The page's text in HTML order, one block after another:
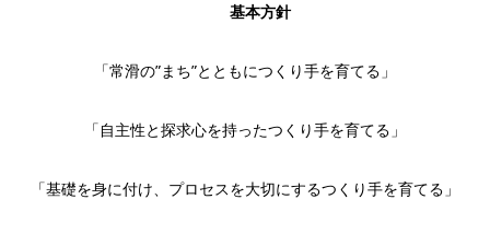
基本方針
「常滑の”まち”とともにつくり手を育てる」
「自主性と探求心を持ったつくり手を育てる」
「基礎を身に付け、プロセスを大切にするつくり手を育てる」